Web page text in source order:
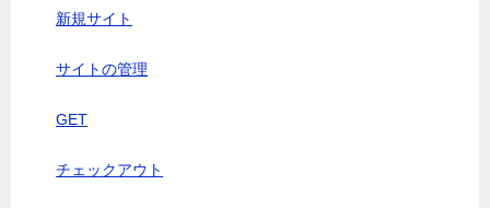
新規サイト
サイトの管理
GET
チェックアウト